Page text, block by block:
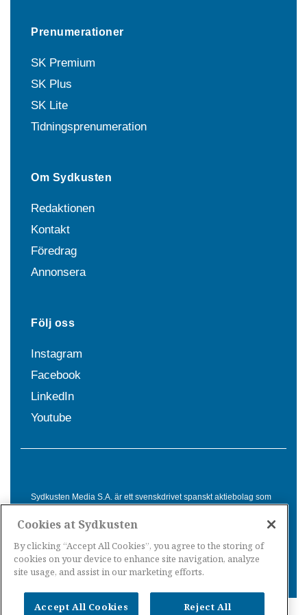
Prenumerationer
SK Premium
SK Plus
SK Lite
Tidningsprenumeration
Om Sydkusten
Redaktionen
Kontakt
Föredrag
Annonsera
Följ oss
Instagram
Facebook
LinkedIn
Youtube
Sydkusten Media S.A. är ett svenskdrivet spanskt aktiebolag som
Spanien. Genom nyhetsbevakning av hela Spanien, med bas på
informationsförmedling för svenskar i Spanien.
Cookies at Sydkusten
By clicking “Accept All Cookies”, you agree to the storing of
cookies on your device to enhance site navigation, analyze
site usage, and assist in our marketing efforts.
Accept All Cookies Reject All